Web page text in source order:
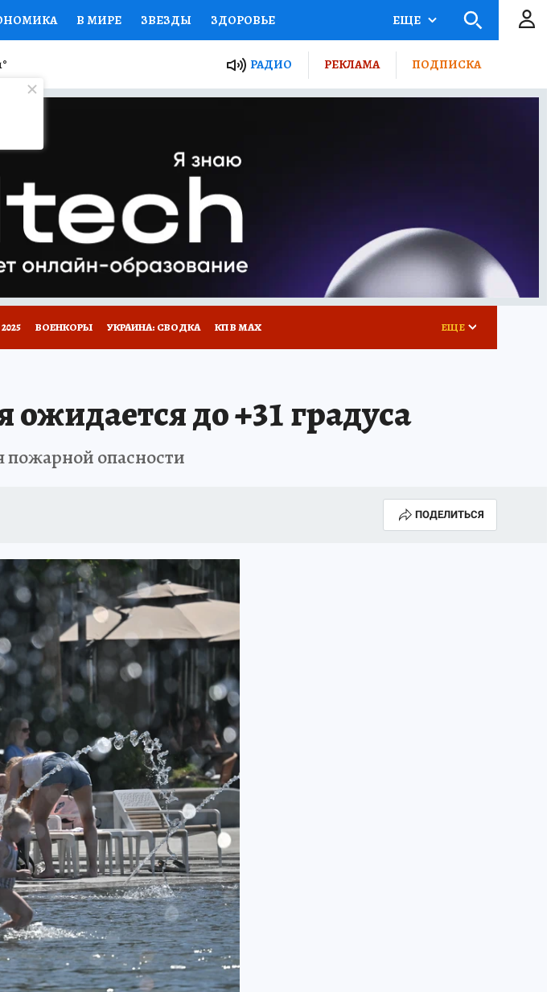
В МИРЕ ЗВЕЗДЫ ЗДОРОВЬЕ
НАЦИОНАЛЬНЫЕ ПРОЕКТЫ РОССИИ
СЕМЬЯ ЖЕНСКИЕ СЕКРЕТЫ ПУТЕВОДИТЕЛЬ
ГИД ПОТРЕБИТЕЛЯ
ЕЩЕ
° РАДИО РЕКЛАМА ПОДПИСКА
ВОЕНКОРЫ УКРАИНА: СВОДКА КП В МАХ ЕЩЕ
до +31 градуса
пожарной опасности
ПОДЕЛИТЬСЯ